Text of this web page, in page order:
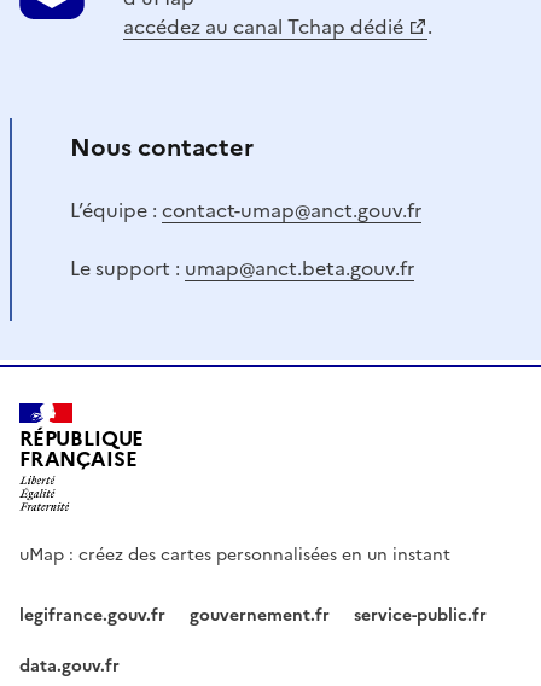
accédez au canal Tchap dédié
.
Nous contacter
L’équipe : contact-umap@anct.gouv.fr
Le support : umap@anct.beta.gouv.fr
RÉPUBLIQUE
FRANÇAISE
uMap : créez des cartes personnalisées en un instant
legifrance.gouv.fr gouvernement.fr
service-public.fr
data.gouv.fr